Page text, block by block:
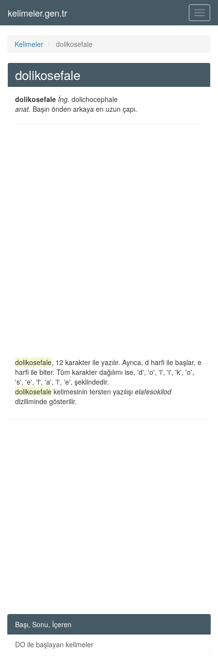
Menü
kelimeler.gen.tr
Kelimeler dolikosefale
dolikosefale
dolikosefale İng. dolichocephale
anat. Başın önden arkaya en uzun çapı.
dolikosefale, 12 karakter ile yazılır. Ayrıca, d harfi ile başlar, e
harfi ile biter. Tüm karakter dağılımı ise, 'd', 'o', 'l', 'i', 'k', 'o',
's', 'e', 'f', 'a', 'l', 'e', şeklindedir.
dolikosefale kelimesinin tersten yazılışı elafesokilod
diziliminde gösterilir.
Başı, Sonu, İçeren
DO ile başlayan kelimeler